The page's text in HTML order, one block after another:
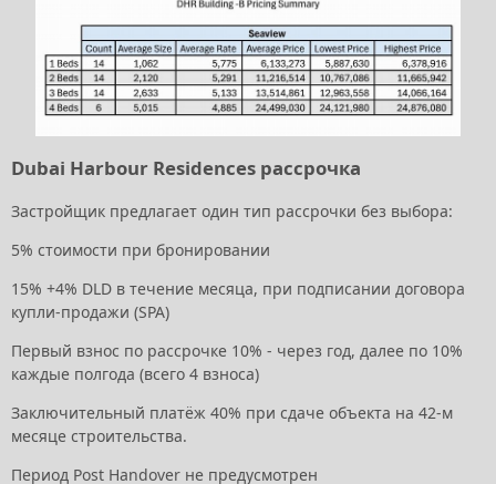
Dubai Harbour Residences рассрочка
Застройщик предлагает один тип рассрочки без выбора:
5% стоимости при бронировании
15% +4% DLD в течение месяца, при подписании договора
купли-продажи (SPA)
Первый взнос по рассрочке 10% - через год, далее по 10%
каждые полгода (всего 4 взноса)
Заключительный платёж 40% при сдаче объекта на 42-м
месяце строительства.
Период Post Handover не предусмотрен